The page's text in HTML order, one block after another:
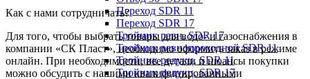
Переход SDR 11
Переход SDR 17
Тройник равн. SDR 17
Тройник равнопроходной SDR 11
Тройник редукц. SDR 11
Тройник редукц. SDR 17
Как с нами сотрудничать?
Для того, чтобы выбрать товары для водо- и газоснабжения в
компании «СК Пласт», необходимо оформить заказ в режиме
онлайн. При необходимости, все детали и нюансы покупки
можно обсудить с нашими квалифицированными